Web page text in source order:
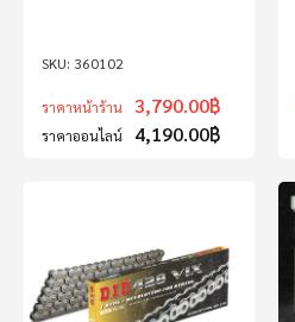
360102
ราคาหน้าร้าน 3,790.00฿
ราคาออนไลน์ 4,190.00฿